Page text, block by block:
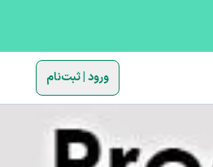
ورود | ثبت‌نام